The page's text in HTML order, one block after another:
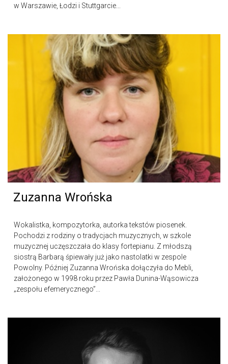
w Warszawie, Łodzi i Stuttgarcie...
Zuzanna Wrońska
Wokalistka, kompozytorka, autorka tekstów piosenek.
Pochodzi z rodziny o tradycjach muzycznych, w szkole
muzycznej uczęszczała do klasy fortepianu. Z młodszą
siostrą Barbarą śpiewały już jako nastolatki w zespole
Powolny. Później Zuzanna Wrońska dołączyła do Mebli,
założonego w 1998 roku przez Pawła Dunina-Wąsowicza
„zespołu efemerycznego”...